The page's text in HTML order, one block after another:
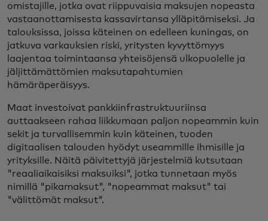
omistajille, jotka ovat riippuvaisia maksujen nopeasta
vastaanottamisesta kassavirtansa ylläpitämiseksi. Ja
talouksissa, joissa käteinen on edelleen kuningas, on
jatkuva varkauksien riski, yritysten kyvyttömyys
laajentaa toimintaansa yhteisöjensä ulkopuolelle ja
jäljittämättömien maksutapahtumien
hämäräperäisyys.
Maat investoivat pankkiinfrastruktuuriinsa
auttaakseen rahaa liikkumaan paljon nopeammin kuin
sekit ja turvallisemmin kuin käteinen, tuoden
digitaalisen talouden hyödyt useammille ihmisille ja
yrityksille. Näitä päivitettyjä järjestelmiä kutsutaan
"reaaliaikaisiksi maksuiksi", jotka tunnetaan myös
nimillä "pikamaksut", "nopeammat maksut" tai
"välittömät maksut".